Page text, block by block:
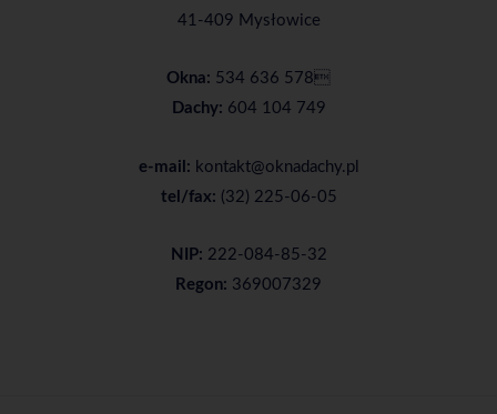
41-409 Mysłowice
Okna: 534 636 578
Dachy: 604 104 749
e-mail: kontakt@oknadachy.pl
tel/fax: (32) 225-06-05
NIP: 222-084-85-32
Regon: 369007329